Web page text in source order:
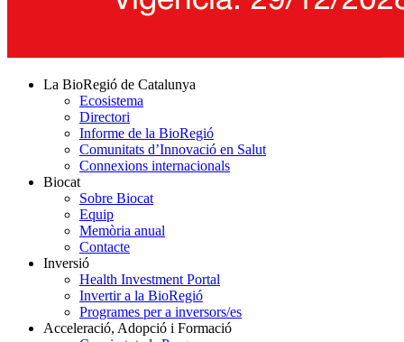
La BioRegió de Catalunya
Ecosistema
Directori
Informe de la BioRegió
Comunitats d’Innovació en Salut
Connexions internacionals
Biocat
Sobre Biocat
Equip
Memòria anual
Contacte
Inversió
Health Investment Portal
Invertir a la BioRegió
Programes per a inversors/es
Acceleració, Adopció i Formació